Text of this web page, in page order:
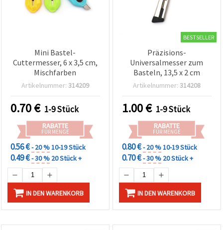
Mini Bastel-
Cuttermesser, 6 x 3,5 cm,
Mischfarben
Artikelnummer: 314209
0.70€ 1-9 Stück
RABATTE
FÜR MENGE
0.56 €- 20 %10-19 Stück
0.49 €- 30 % 20 Stück +
IN DEN WARENKORB
BESTSELLER
Präzisions-
Universalmesser zum
Basteln, 13,5 x 2 cm
Artikelnummer: 314208
1.00€ 1-9 Stück
RABATTE
FÜR MENGE
0.80 €- 20 %10-19 Stück
0.70 €- 30 % 20 Stück +
IN DEN WARENKORB